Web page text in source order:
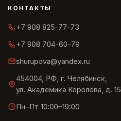
КОНТАКТЫ
+7 908 825-77-73
+7 908 704-60-79
shurupova@yandex.ru
454004, РФ, г. Челябинск,
ул. Академика Королёва, д. 15
Пн–Пт 10:00–19:00